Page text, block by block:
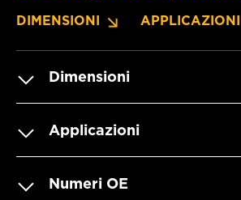
DIMENSIONI APPLICAZIONI
Dimensioni
Applicazioni
Numeri OE